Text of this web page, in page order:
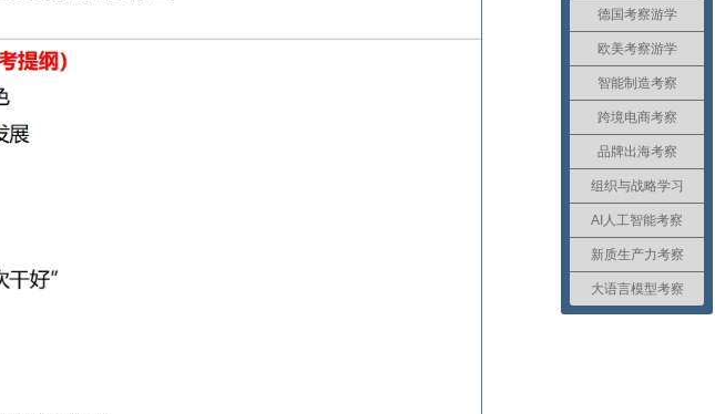
德国考察游学
欧美考察游学
智能制造考察
跨境电商考察
品牌出海考察
组织与战略学习
AI人工智能考察
新质生产力考察
大语言模型考察